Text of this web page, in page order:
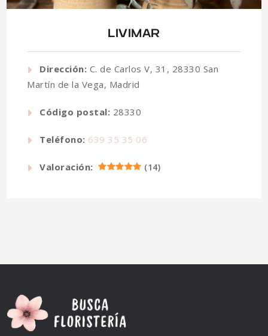
LIVIMAR
Dirección: C. de Carlos V, 31, 28330 San
Martín de la Vega, Madrid
Código postal: 28330
Teléfono: 639 35 35 06
Valoración: (14)